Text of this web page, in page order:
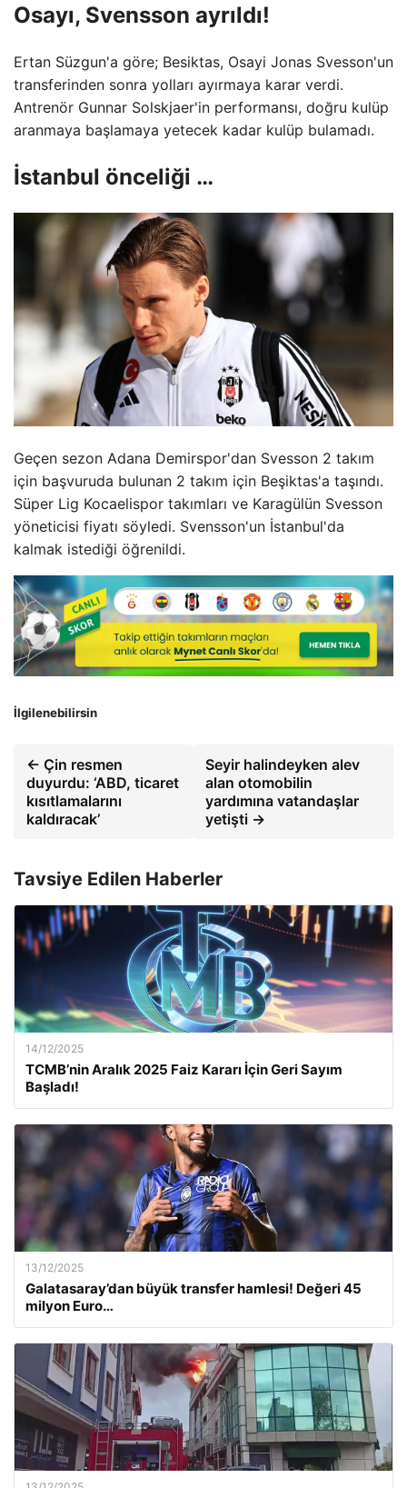
Osayı, Svensson ayrıldı!
Ertan Süzgun'a göre; Besiktas, Osayi Jonas Svesson'un
transferinden sonra yolları ayırmaya karar verdi.
Antrenör Gunnar Solskjaer'in performansı, doğru kulüp
aranmaya başlamaya yetecek kadar kulüp bulamadı.
İstanbul önceliği …
Geçen sezon Adana Demirspor'dan Svesson 2 takım
için başvuruda bulunan 2 takım için Beşiktas'a taşındı.
Süper Lig Kocaelispor takımları ve Karagülün Svesson
yöneticisi fiyatı söyledi. Svensson'un İstanbul'da
kalmak istediği öğrenildi.
İlgilenebilirsin
← Çin resmen
duyurdu: ‘ABD, ticaret
kısıtlamalarını
kaldıracak’
Seyir halindeyken alev
alan otomobilin
yardımına vatandaşlar
yetişti →
Tavsiye Edilen Haberler
14/12/2025
TCMB’nin Aralık 2025 Faiz Kararı İçin Geri Sayım
Başladı!
13/12/2025
Galatasaray’dan büyük transfer hamlesi! Değeri 45
milyon Euro…